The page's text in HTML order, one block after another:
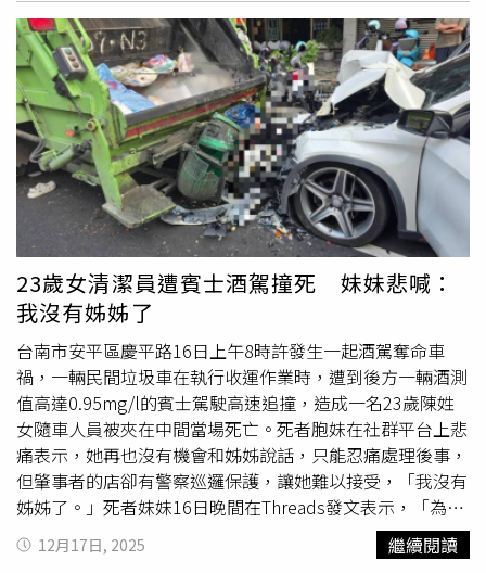
男友見狀，從駕駛座下車察看，崩潰地不斷拍打車身，但肇
事的鄭男已失去意識，陳女男友只能坐在分隔島大哭。隨後
死者家屬接獲噩耗趕到現場，一度氣憤地拍打賓士，但賓士
車頭全毀，鄭男也因腳骨折被卡在車內。有目擊民眾透露，
待消防人員用破壞器材將鄭男救出時，鄭男疑似仍處在酒醉
狀態，竟聲稱自己沒有開車、有找代駕來，讓現場民眾和死
者家屬氣到圍了上去，險些要動手揍人，但警方及時阻攔，
避免衝突擴大。據了解，鄭男在案發前一晚與朋友聚餐，凌
晨前往酒吧續攤，清晨4時許又到另一家酒吧繼續喝，全程
都開車移動，並於回家路上發生這起車禍。事故發生過後，
鄭男被送往醫院治療，還在醫院睡到下午才去做筆錄。鄭男
在警詢時曾否認肇事，又承認經濟狀況欠佳，
認為他沒有積極坦然面對司法之意，日後面臨高額民事賠償
而選擇畏罪逃亡規避追訴、審判程序的可能性高，因此在16
日晚間裁定羈押。《CTWANT》提醒您：喝酒勿開車！飲酒
過量，有害健康，未滿18歲請勿飲酒。
23歲女清潔員遭賓士酒駕撞死 妹妹悲喊：
我沒有姊姊了
台南市安平區慶平路16日上午8時許發生一起酒駕奪命車
禍，一輛民間垃圾車在執行收運作業時，遭到後方一輛酒測
值高達0.95mg/l的賓士駕駛高速追撞，造成一名23歲陳姓
女隨車人員被夾在中間當場死亡。死者胞妹在社群平台上悲
痛表示，她再也沒有機會和姊姊說話，只能忍痛處理後事，
但肇事者的店卻有警察巡邏保護，讓她難以接受，「我沒有
姊姊了。」死者妹妹16日晚間在Threads發文表示，「為什
麼是我姊姊遇到這種事情？我到現在還是不敢相信這件事情
是真的，明明人生才剛剛開始，明明還能一起出去玩，怎麼
12月17日, 2025 繼續閱讀